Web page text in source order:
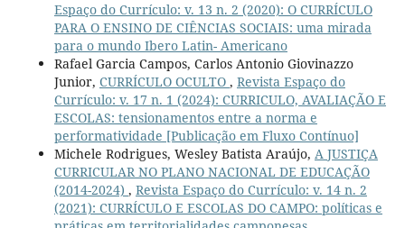
Espaço do Currículo: v. 13 n. 2 (2020): O CURRÍCULO
PARA O ENSINO DE CIÊNCIAS SOCIAIS: uma mirada
para o mundo Ibero Latin- Americano
Rafael Garcia Campos, Carlos Antonio Giovinazzo
Junior, CURRÍCULO OCULTO , Revista Espaço do
Currículo: v. 17 n. 1 (2024): CURRICULO, AVALIAÇÃO E
ESCOLAS: tensionamentos entre a norma e
performatividade [Publicação em Fluxo Contínuo]
Michele Rodrigues, Wesley Batista Araújo, A JUSTIÇA
CURRICULAR NO PLANO NACIONAL DE EDUCAÇÃO
(2014-2024) , Revista Espaço do Currículo: v. 14 n. 2
(2021): CURRÍCULO E ESCOLAS DO CAMPO: políticas e